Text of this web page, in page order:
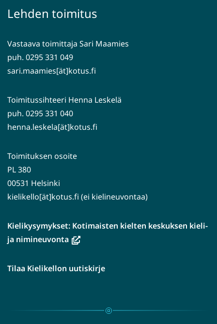
toiseen
Lehden toimitus
Vastaava toimittaja Sari Maamies
puh. 0295 331 049
sari.maamies[ät]kotus.fi
Toimitussihteeri Henna Leskelä
puh. 0295 331 040
henna.leskela[ät]kotus.fi
Toimituksen osoite
PL 380
00531 Helsinki
kielikello[ät]kotus.fi (ei kielineuvontaa)
Kielikysymykset: Kotimaisten kielten keskuksen kieli-
ja nimineuvonta(avautuu
ikkunaan,
palveluun)
Tilaa Kielikellon uutiskirje